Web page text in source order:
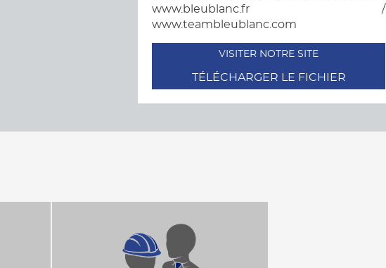
www.bleublanc.fr /
www.teambleublanc.com
VISITER NOTRE SITE
TÉLÉCHARGER LE FICHIER